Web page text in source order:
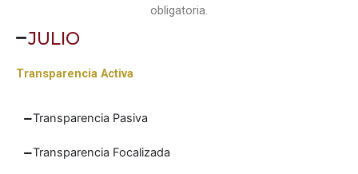
obligatoria.
JULIO
Transparencia Activa
Transparencia Pasiva
Transparencia Focalizada